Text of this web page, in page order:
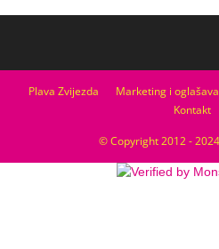
Plava Zvijezda Marketing i
Kontakt
© Copyright 2012 -